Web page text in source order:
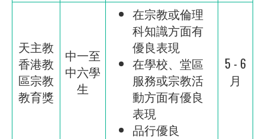
天主教
香港教
區宗教
教育獎
中一至
中六學
生
在宗教或倫理
科知識方面有
優良表現
在學校、堂區
服務或宗教活
動方面有優良
表現
品行優良
5 - 6
月